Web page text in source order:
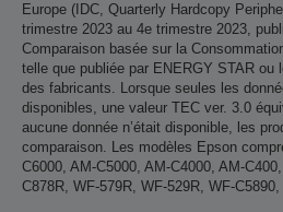
Europe (IDC, Quarterly Hardcopy
trimestre 2023 au 4e trimestre 2023,
Comparaison basée sur la
telle que publiée par ENERGY STAR
des fabricants. Lorsque seules les
disponibles, une valeur TEC ver. 3.0
aucune donnée n’était disponible, les
comparaison. Les modèles Epson
C6000, AM-C5000, AM-C4000, AM-
C878R, WF-579R, WF-529R, WF-C5890,